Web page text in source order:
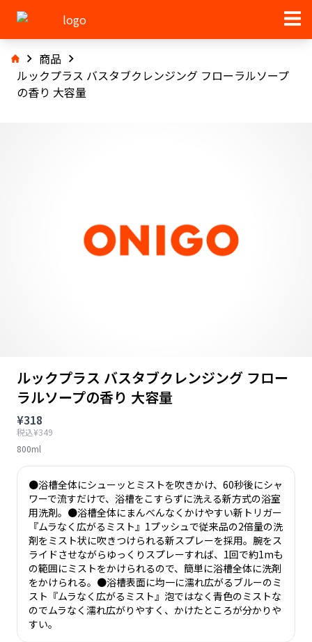
商品
ルックプラス バスタブクレンジング フローラルソープ
の香り 大容量
ルックプラス バスタブクレンジング フロー
ラルソープの香り 大容量
¥318
税込¥349
800ml
●浴槽全体にシューッとミストを吹きかけ、60秒後にシャ
ワーで流すだけで、浴槽をこすらずに洗える新方式の浴室
用洗剤。●浴槽全体にまんべんなくかけやすい新トリガー
『ムラなく広がるミスト』1プッシュで従来品の2倍量の洗
剤をミスト状に吹きつけられる新スプレーを採用。腕をス
ライドさせながらゆっくりスプレーすれば、1回で約1mも
の範囲にミストをかけられるので、簡単に浴槽全体に洗剤
をかけられる。●浴槽表面に均一に濡れ広がるブルーのミ
スト『ムラなく広がるミスト』泡ではなく青色のミストな
のでムラなく濡れ広がりやすく、かけたところが分かりや
すい。